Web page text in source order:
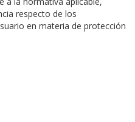
respecto de los
en materia de protección